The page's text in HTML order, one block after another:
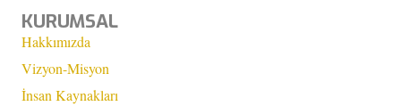
KURUMSAL
Hakkımızda
Vizyon-Misyon
İnsan Kaynakları